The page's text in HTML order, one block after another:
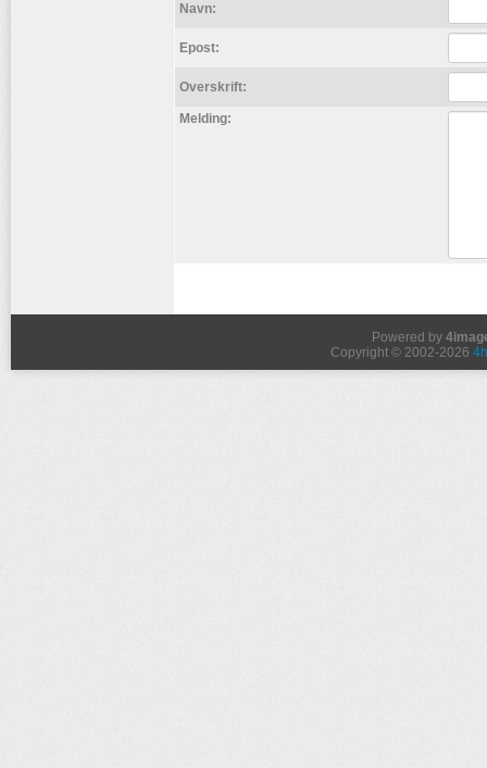
Navn:
Epost:
Overskrift:
Melding:
Powered by
Copyright © 2002-2026